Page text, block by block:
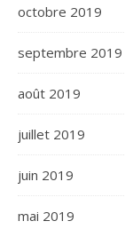
octobre 2019
septembre 2019
août 2019
juillet 2019
juin 2019
mai 2019